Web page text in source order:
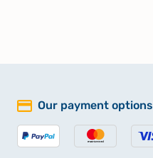
Our payment options